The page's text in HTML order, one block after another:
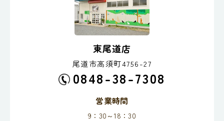
東尾道店
尾道市高須町4756-27
0848-38-7308
営業時間
9：30～18：30